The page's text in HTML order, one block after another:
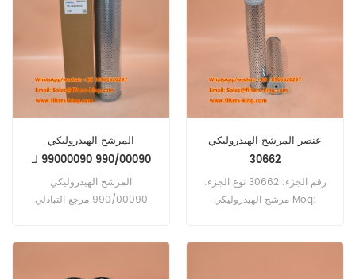
المرشح الهيدروليكي
990/00090 99000090 لـ
820s
المرشح الهيدروليكي
990/00090 مرجع التبادلي
عنصر المرشح الهيدروليكي
30662
رقم الجزء: 30662 نوع الجزء:
مرشح الهيدروليكي Moq: